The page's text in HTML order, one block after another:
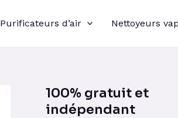
Purificateurs d’air Nettoyeurs
100% gratuit et
indépendant